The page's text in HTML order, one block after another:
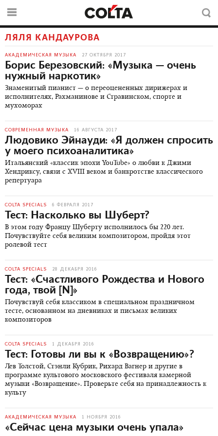
ЛЯЛЯ КАНДАУРОВА
АКАДЕМИЧЕСКАЯ МУЗЫКА 27 ОКТЯБРЯ 2017
Борис Березовский: «Музыка — очень
нужный наркотик»
Знаменитый пианист — о переоцененных дирижерах и
исполнителях, Рахманинове и Стравинском, спорте и
мухоморах
СОВРЕМЕННАЯ МУЗЫКА 16 АВГУСТА 2017
Людовико Эйнауди: «Я должен спросить
у моего психоаналитика»
Итальянский «классик эпохи YouTube» о любви к Джими
Хендриксу, связи с XVIII веком и банкротстве классического
репертуара
COLTA SPECIALS 6 ФЕВРАЛЯ 2017
Тест: Насколько вы Шуберт?
В этом году Францу Шуберту исполнилось бы 220 лет.
Почувствуйте себя великим композитором, пройдя этот
ролевой тест
COLTA SPECIALS 28 ДЕКАБРЯ 2016
Тест: «Счастливого Рождества и Нового
года, твой [N]»
Почувствуй себя классиком в специальном праздничном
тесте, основанном на дневниках и письмах великих
композиторов
COLTA SPECIALS 1 ДЕКАБРЯ 2016
Тест: Готовы ли вы к «Возвращению»?
Лев Толстой, Стэнли Кубрик, Рихард Вагнер и другие в
программе культового московского фестиваля камерной
музыки «Возвращение». Проверьте себя на принадлежность к
культу
АКАДЕМИЧЕСКАЯ МУЗЫКА 1 НОЯБРЯ 2016
«Сейчас цена музыки очень упала»